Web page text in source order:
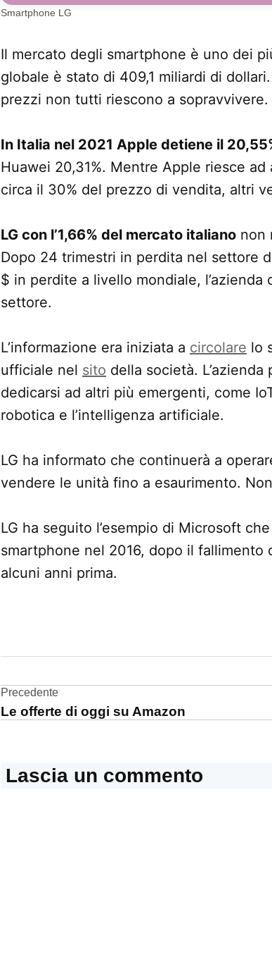
Smartphone LG
Il mercato degli smartphone è uno dei
globale è stato di 409,1 miliardi di
prezzi non tutti riescono a sopravvivere.
In Italia nel 2021 Apple detiene il
Huawei 20,31%. Mentre Apple riesce
circa il 30% del prezzo di vendita, altri
LG con l’1,66% del mercato italiano non
Dopo 24 trimestri in perdita nel settore
$ in perdite a livello mondiale,
settore.
L’informazione era iniziata a circolare lo
ufficiale nel sito della società.
dedicarsi ad altri più emergenti, come
robotica e l’intelligenza artificiale.
LG ha informato che continuerà a
vendere le unità fino a esaurimento.
LG ha seguito l’esempio di Microsoft che
smartphone nel 2016, dopo il
alcuni anni prima.
smartphone
Navigazione
Precedente
Le offerte di oggi su Amazon
Lascia un commento